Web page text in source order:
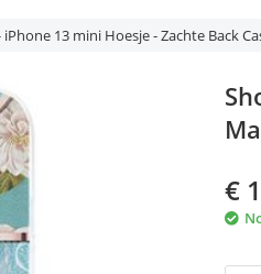
iPhone 13 mini Hoesje - Zachte Back
€